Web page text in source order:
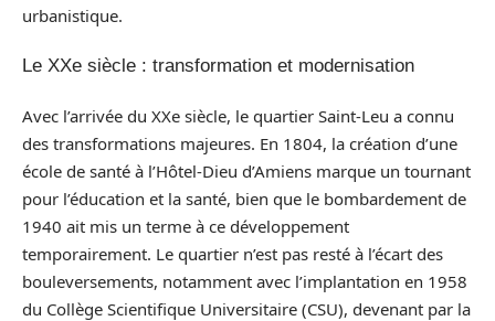
urbanistique.
Le XXe siècle : transformation et modernisation
Avec l’arrivée du XXe siècle, le quartier Saint-Leu a connu
des transformations majeures. En 1804, la création d’une
école de santé à l’Hôtel-Dieu d’Amiens marque un tournant
pour l’éducation et la santé, bien que le bombardement de
1940 ait mis un terme à ce développement
temporairement. Le quartier n’est pas resté à l’écart des
bouleversements, notamment avec l’implantation en 1958
du Collège Scientifique Universitaire (CSU), devenant par la